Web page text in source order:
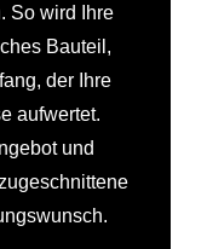
So wird Ihre
Bauteil,
der Ihre
aufwertet.
und